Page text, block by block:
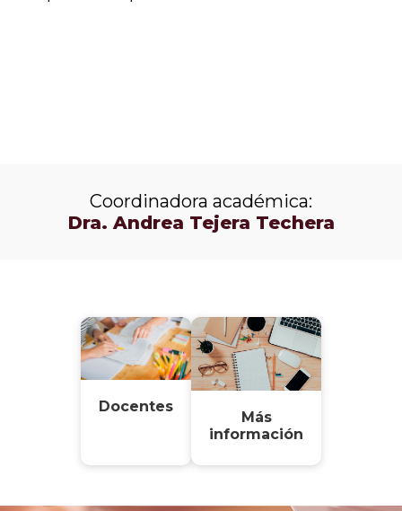
Coordinadora académica:
Dra. Andrea Tejera Techera
Docentes
Más
información